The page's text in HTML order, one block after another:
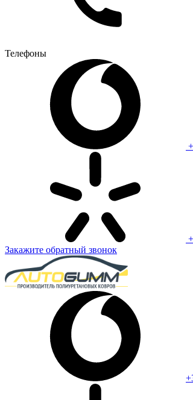
Телефоны
Закажите обратный звонок